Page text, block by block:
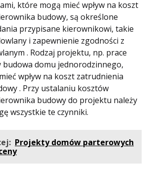
które mogą mieć wpływ na koszt
budowy, są określone
przypisane kierownikowi, takie
i zapewnienie zgodności z
. Rodzaj projektu, np. prace
budowa domu jednorodzinnego,
wpływ na koszt zatrudnienia
. Przy ustalaniu kosztów
budowy do projektu należy
wszystkie te czynniki.
Projekty domów parterowych